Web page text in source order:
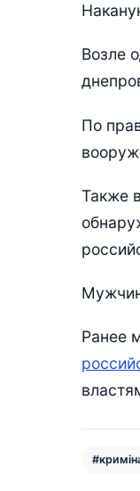
Возле
По
Также
Ранее